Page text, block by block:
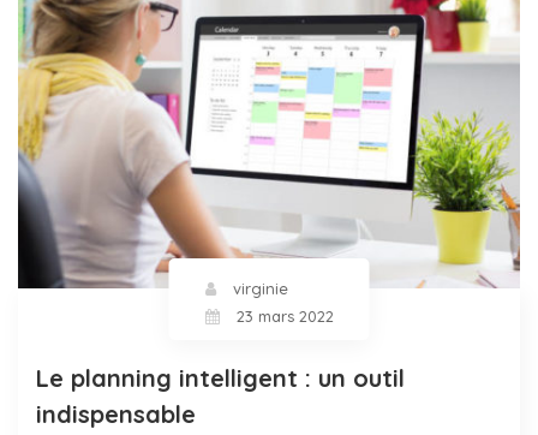
virginie
23 mars 2022
Le planning intelligent : un outil
indispensable